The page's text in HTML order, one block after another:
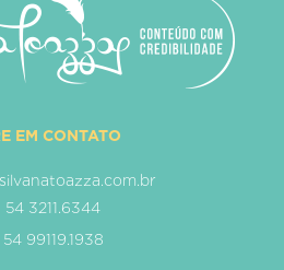
EM CONTATO
54 3211.6344
54 99119.1938